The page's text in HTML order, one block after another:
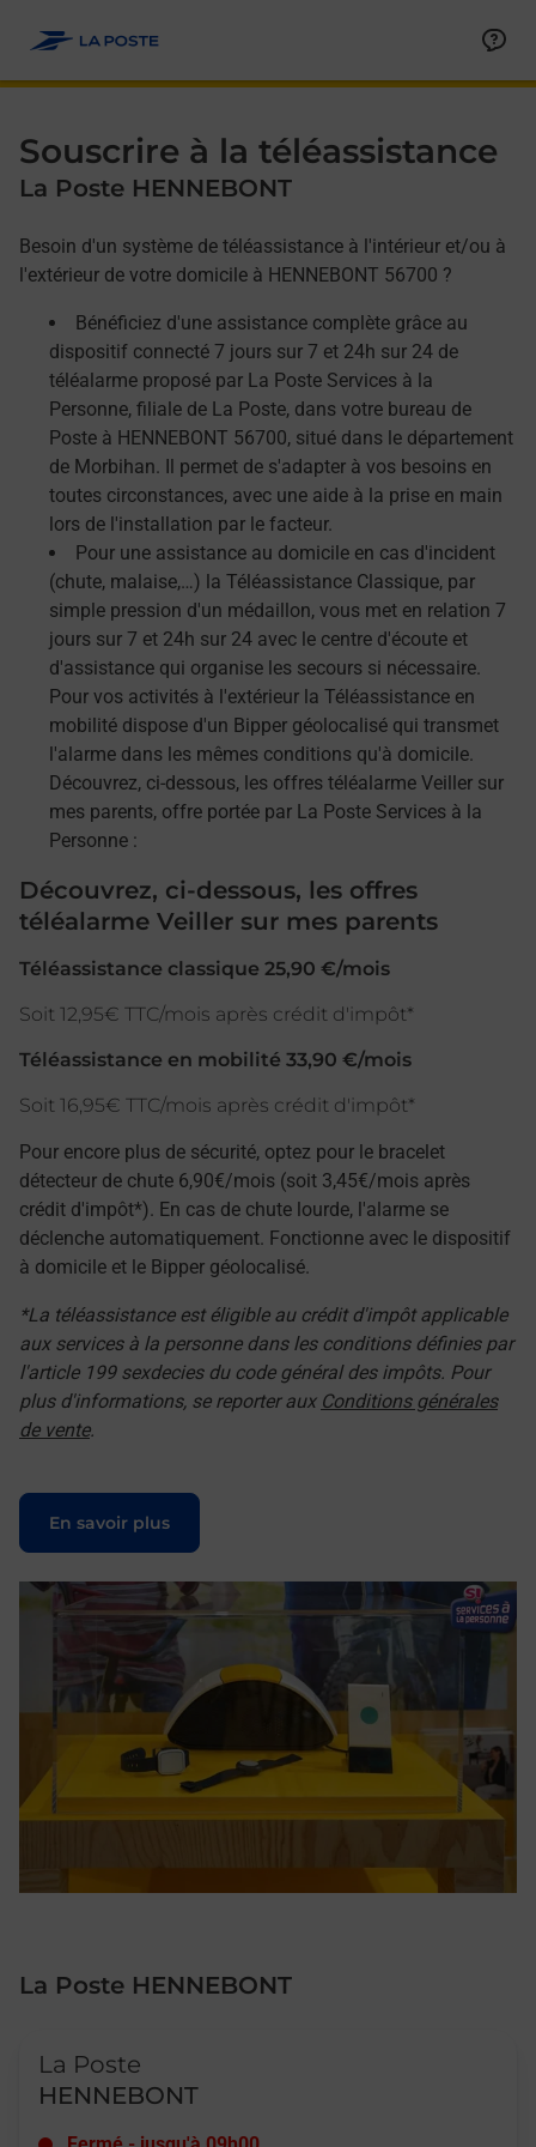
Souscrire à la téléassistance
La Poste HENNEBONT
Besoin d'un système de téléassistance à l'intérieur et/ou à
l'extérieur de votre domicile à HENNEBONT 56700 ?
Bénéficiez d'une assistance complète grâce au
dispositif connecté 7 jours sur 7 et 24h sur 24 de
téléalarme proposé par La Poste Services à la
Personne, filiale de La Poste, dans votre bureau de
Poste à HENNEBONT 56700, situé dans le département
de Morbihan. Il permet de s'adapter à vos besoins en
toutes circonstances, avec une aide à la prise en main
lors de l'installation par le facteur.
Pour une assistance au domicile en cas d'incident
(chute, malaise,…) la Téléassistance Classique, par
simple pression d'un médaillon, vous met en relation 7
jours sur 7 et 24h sur 24 avec le centre d'écoute et
d'assistance qui organise les secours si nécessaire.
Pour vos activités à l'extérieur la Téléassistance en
mobilité dispose d'un Bipper géolocalisé qui transmet
l'alarme dans les mêmes conditions qu'à domicile.
Découvrez, ci-dessous, les offres téléalarme Veiller sur
mes parents, offre portée par La Poste Services à la
Personne :
Découvrez, ci-dessous, les offres
téléalarme Veiller sur mes parents
Téléassistance classique 25,90 €/mois
Soit 12,95€ TTC/mois après crédit d'impôt*
Téléassistance en mobilité 33,90 €/mois
Soit 16,95€ TTC/mois après crédit d'impôt*
Pour encore plus de sécurité, optez pour le bracelet
détecteur de chute 6,90€/mois (soit 3,45€/mois après
crédit d'impôt*). En cas de chute lourde, l'alarme se
déclenche automatiquement. Fonctionne avec le dispositif
à domicile et le Bipper géolocalisé.
*La téléassistance est éligible au crédit d'impôt applicable
aux services à la personne dans les conditions définies par
l'article 199 sexdecies du code général des impôts. Pour
plus d'informations, se reporter aux Conditions générales
de vente.
En savoir plus
Le lien s'ouvre dans un nouvel onglet
La Poste HENNEBONT
La Poste
HENNEBONT